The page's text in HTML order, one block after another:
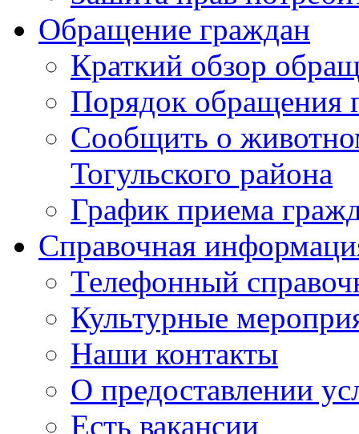
Обращение граждан
Краткий обзор
Порядок обращения
Сообщить о
Тогульского района
График приема
Справочная
Телефонный
Культурные
Наши контакты
О предоставлении
Есть вакансии